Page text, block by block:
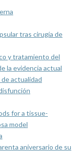
tras cirugía de
y tratamiento del
la evidencia actual
actualidad
for a tissue-
model
aniversario de su